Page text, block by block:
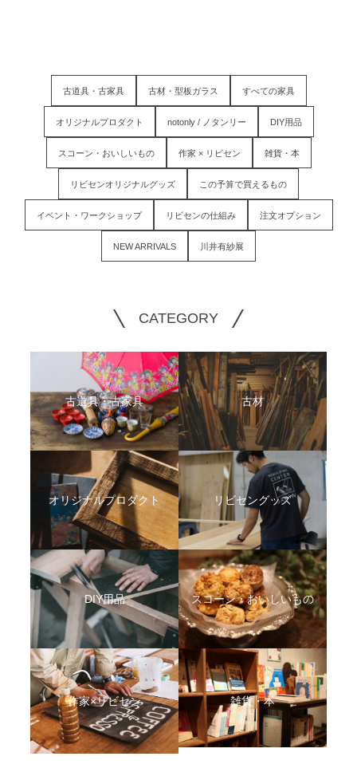
古道具・古家具 古材・型板ガラス すべての家具
オリジナルプロダクト notonly / ノタンリー DIY用品
スコーン・おいしいもの 作家 × リビセン 雑貨・本
リビセンオリジナルグッズ この予算で買えるもの
イベント・ワークショップ リビセンの仕組み 注文オプション
NEW ARRIVALS 川井有紗展
CATEGORY
古道具・古家具 古材
オリジナルプロダクト リビセングッズ
DIY用品 スコーン・おいしいもの
作家×リビセン 雑貨・本